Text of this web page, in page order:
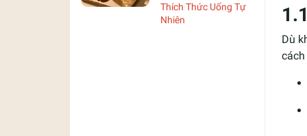
Thích Thức Uống Tự
Nhiên
Dù